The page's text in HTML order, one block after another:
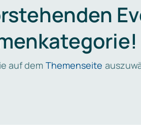
auf dem Themenseite